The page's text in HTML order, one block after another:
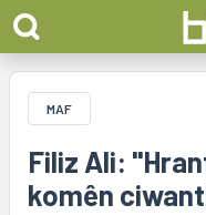
MAF
Filiz Ali:
komên